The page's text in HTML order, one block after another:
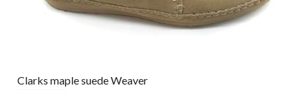
Clarks maple suede Weaver